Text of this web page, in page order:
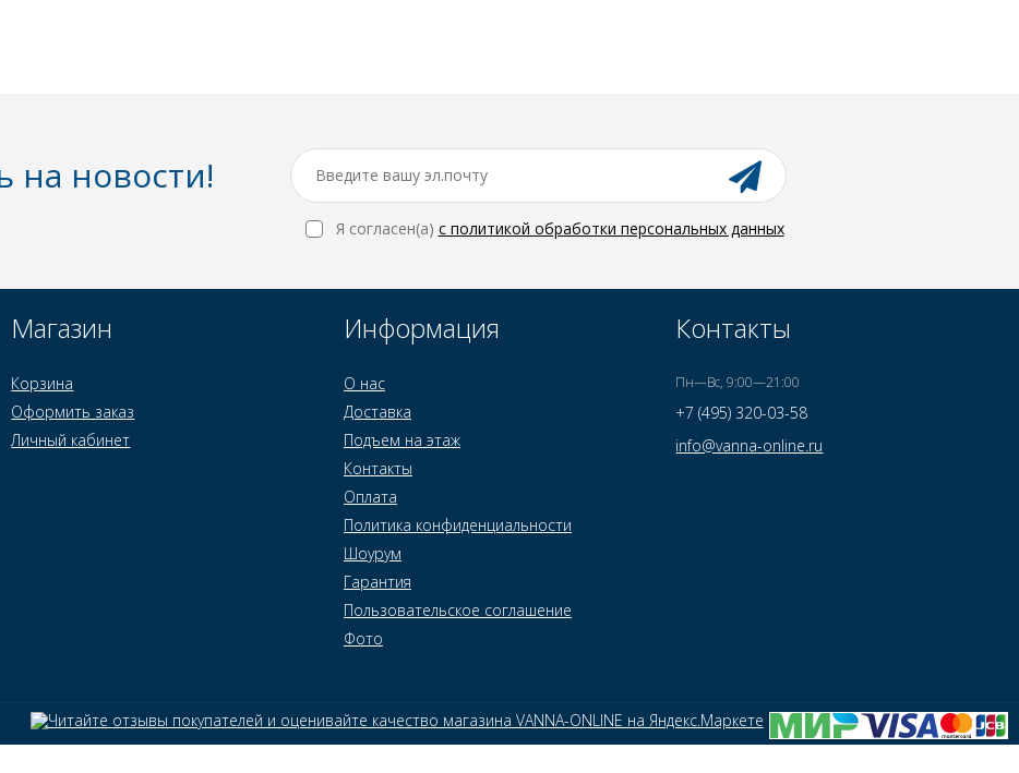
на новости!
Я согласен(a) с политикой обработки персональных данных
Магазин
Корзина
Оформить заказ
Личный кабинет
Информация
О нас
Доставка
Подъем на этаж
Контакты
Оплата
Политика конфиденциальности
Шоурум
Гарантия
Пользовательское соглашение
Фото
Контакты
Пн—Вс, 9:00—21:00
+7 (495) 320-03-58
info@vanna-online.ru